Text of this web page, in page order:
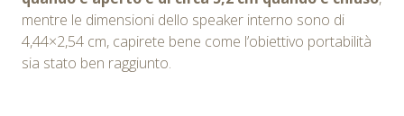
mentre le dimensioni dello speaker interno sono di
4,44×2,54 cm, capirete bene come l’obiettivo portabilità
sia stato ben raggiunto.